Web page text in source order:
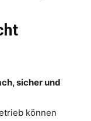
sicher und
können